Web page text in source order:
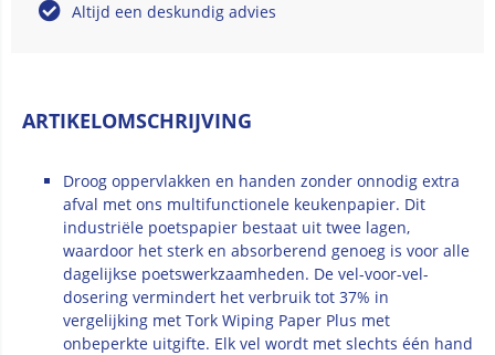
Altijd een deskundig advies
ARTIKELOMSCHRIJVING
Droog oppervlakken en handen zonder onnodig extra
afval met ons multifunctionele keukenpapier. Dit
industriële poetspapier bestaat uit twee lagen,
waardoor het sterk en absorberend genoeg is voor alle
dagelijkse poetswerkzaamheden. De vel-voor-vel-
dosering vermindert het verbruik tot 37% in
vergelijking met Tork Wiping Paper Plus met
onbeperkte uitgifte. Elk vel wordt met slechts één hand